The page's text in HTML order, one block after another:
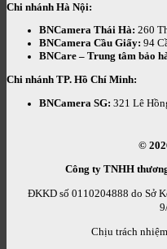
Chi nhánh Hà Nội:
BNCamera Thái Hà: 260
BNCamera Cầu Giấy: 94
BNCare – Trung tâm bảo
Chi nhánh TP. Hồ Chí Minh:
BNCamera SG: 321 Lê
©
Công ty TNHH
ĐKKD số 0110204888 do Sở
Chịu trách